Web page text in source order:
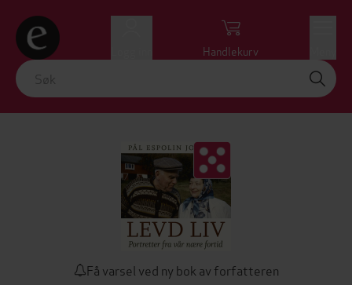
Handlekurv
Få varsel ved ny bok av forfatteren